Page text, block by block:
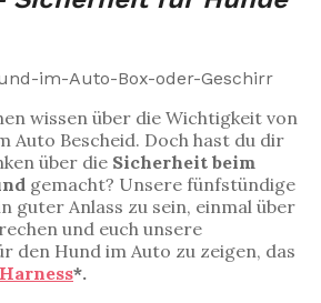
wissen über die Wichtigkeit von
Auto Bescheid. Doch hast du dir
über die Sicherheit beim
gemacht? Unsere fünfstündige
guter Anlass zu sein, einmal über
und euch unsere
den Hund im Auto zu zeigen, das
*.